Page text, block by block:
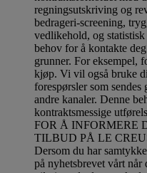
regningsutskriving og
bedrageri-screening,
vedlikehold, og
behov for å kontakte
grunner. For eksempel,
kjøp. Vi vil også bruke
forespørsler som sendes
andre kanaler. Denne
kontraktsmessige
FOR Å INFORMERE
TILBUD PÅ LE
Dersom du har
på nyhetsbrevet vårt når